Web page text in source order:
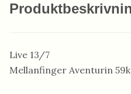
Live 13/7
Mellanfinger Aventurin